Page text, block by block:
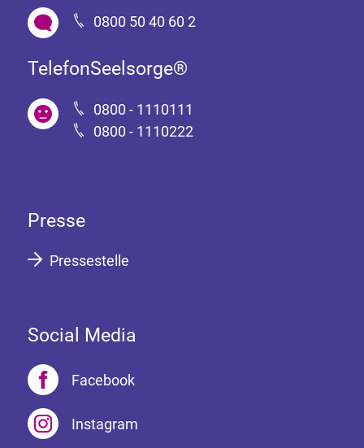
0800 50 40 60 2
TelefonSeelsorge®
0800 - 1110111
0800 - 1110222
Presse
Pressestelle
Social Media
Facebook
Instagram